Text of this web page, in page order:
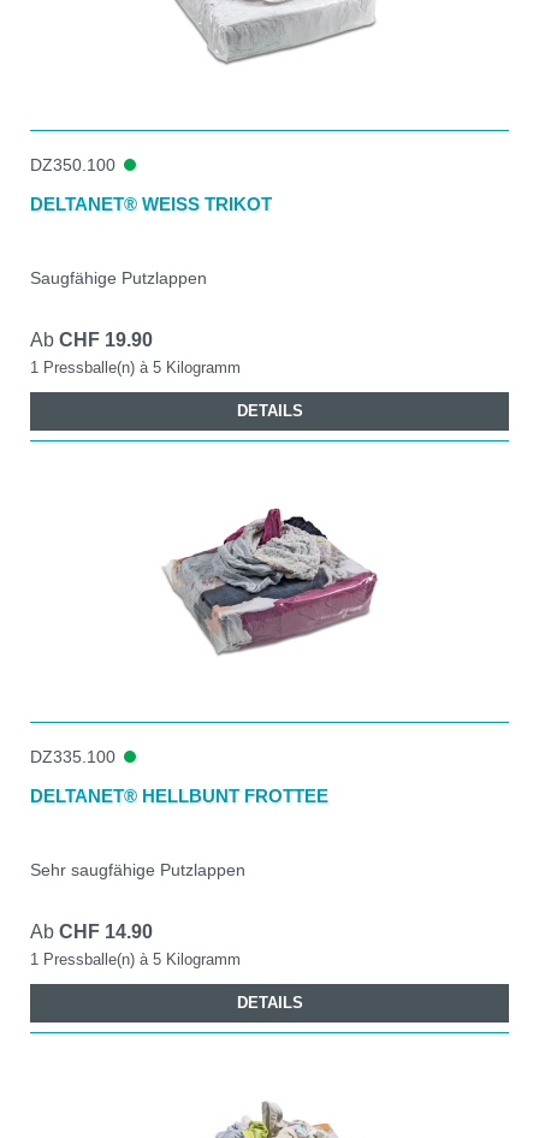
DZ350.100
DELTANET® WEISS TRIKOT
Saugfähige Putzlappen
Ab CHF 19.90
1 Pressballe(n) à 5 Kilogramm
DETAILS
DZ335.100
DELTANET® HELLBUNT FROTTEE
Sehr saugfähige Putzlappen
Ab CHF 14.90
1 Pressballe(n) à 5 Kilogramm
DETAILS